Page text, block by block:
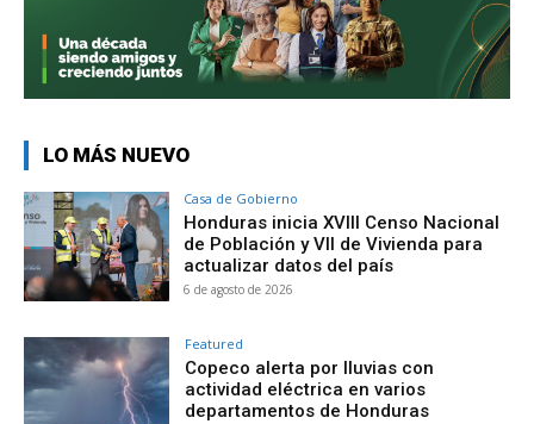
LO MÁS NUEVO
Casa de Gobierno
Honduras inicia XVIII Censo Nacional
de Población y VII de Vivienda para
actualizar datos del país
6 de agosto de 2026
Featured
Copeco alerta por lluvias con
actividad eléctrica en varios
departamentos de Honduras